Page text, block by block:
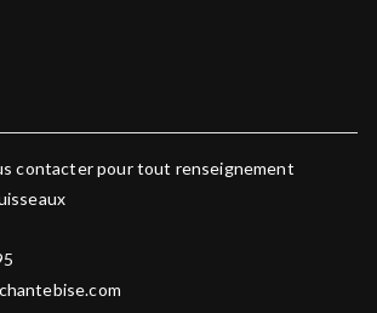
contacter pour tout renseignement